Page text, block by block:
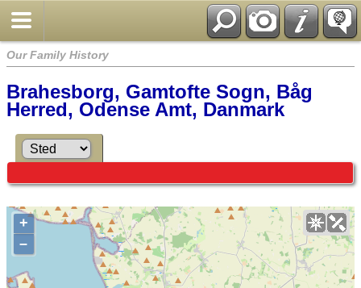
Our Family History
Brahesborg, Gamtofte Sogn, Båg
Herred, Odense Amt, Danmark
+
–